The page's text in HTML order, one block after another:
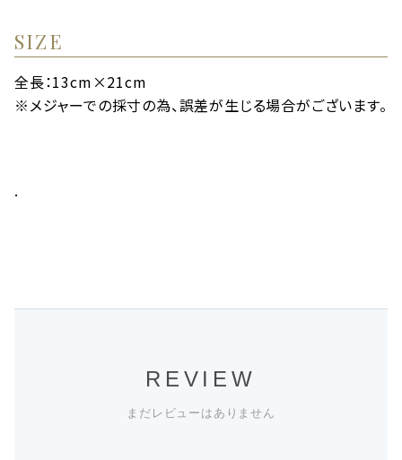
SIZE
全長：13cm×21cm
※メジャーでの採寸の為、誤差が生じる場合がございます。
.
REVIEW
まだレビューはありません